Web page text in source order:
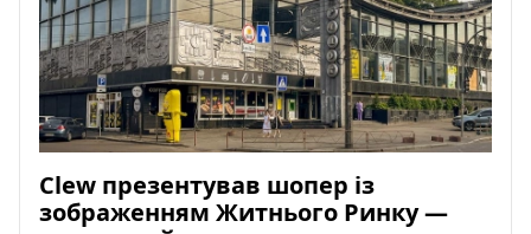
Clew презентував шопер із
зображенням Житнього Ринку —